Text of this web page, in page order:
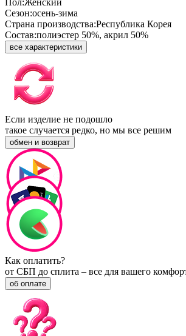
Пол:Женский
Сезон:осень-зима
Страна производства:Республика Корея
Состав:полиэстер 50%, акрил 50%
все характеристики
Если изделие не подошло
такое случается редко, но мы все решим
обмен и возврат
Как оплатить?
от СБП до сплита – все для вашего
об оплате